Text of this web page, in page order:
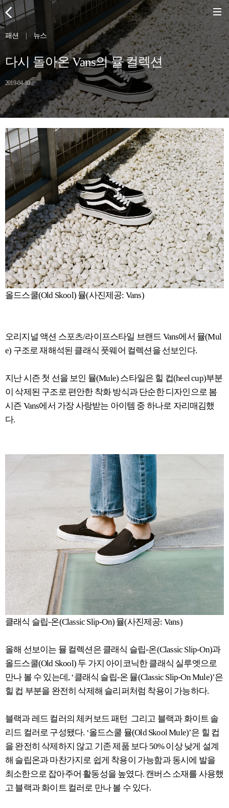
패션 뉴스
다시 돌아온 Vans의 뮬 컬렉션
2019-04-10
올드스쿨(Old Skool) 뮬(사진제공: Vans)
오리지널 액션 스포츠/라이프스타일 브랜드 Vans에서 뮬(Mul
e) 구조로 재해석된 클래식 풋웨어 컬렉션을 선보인다.
지난 시즌 첫 선을 보인 뮬(Mule) 스타일은 힐 컵(heel cup)부분
이 삭제된 구조로 편안한 착화 방식과 단순한 디자인으로 봄
시즌 Vans에서 가장 사랑받는 아이템 중 하나로 자리매김했
다.
클래식 슬립-온(Classic Slip-On) 뮬(사진제공: Vans)
올해 선보이는 뮬 컬렉션은 클래식 슬립-온(Classic Slip-On)과
올드스쿨(Old Skool) 두 가지 아이코닉한 클래식 실루엣으로
만나 볼 수 있는데, ‘클래식 슬립-온 뮬(Classic Slip-On Mule)’은
힐 컵 부분을 완전히 삭제해 슬리퍼처럼 착용이 가능하다.
블랙과 레드 컬러의 체커보드 패턴 그리고 블랙과 화이트 솔
리드 컬러로 구성됐다. ‘올드스쿨 뮬(Old Skool Mule)’은 힐 컵
을 완전히 삭제하지 않고 기존 제품 보다 50% 이상 낮게 설계
해 슬립온과 마찬가지로 쉽게 착용이 가능함과 동시에 발을
최소한으로 잡아주어 활동성을 높였다. 캔버스 소재를 사용했
고 블랙과 화이트 컬러로 만나 볼 수 있다.